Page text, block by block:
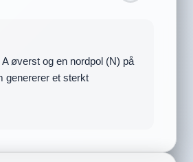
A. Retningen på
fortsetter rotoren å